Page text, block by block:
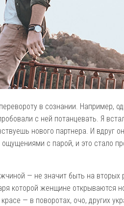
в сознании. Например,
с ней потанцевать. Я
нового партнера. И вдруг
ощущениями с парой, и это стало
— не значит быть на вторых
которой женщине открываются
— в поворотах, очо, других